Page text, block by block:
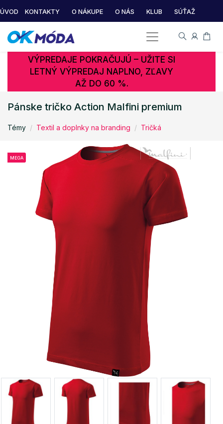
ÚVOD KONTAKTY O NÁKUPE O NÁS KLUB SÚŤAŽ
VÝPREDAJE POKRAČUJÚ – UŽITE SI
LETNÝ VÝPREDAJ NAPLNO, ZĽAVY
AŽ DO 60 %.
Pánske tričko Action Malfini premium
Témy Textil a doplnky na branding Tričká
MEGA